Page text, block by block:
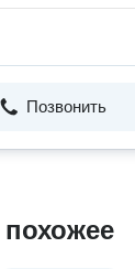
Позвонить